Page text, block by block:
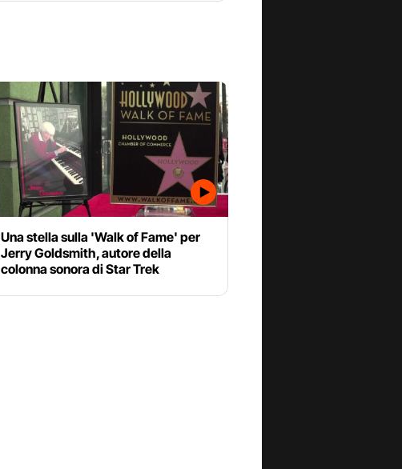
Una stella sulla 'Walk of Fame' per
Jerry Goldsmith, autore della
colonna sonora di Star Trek